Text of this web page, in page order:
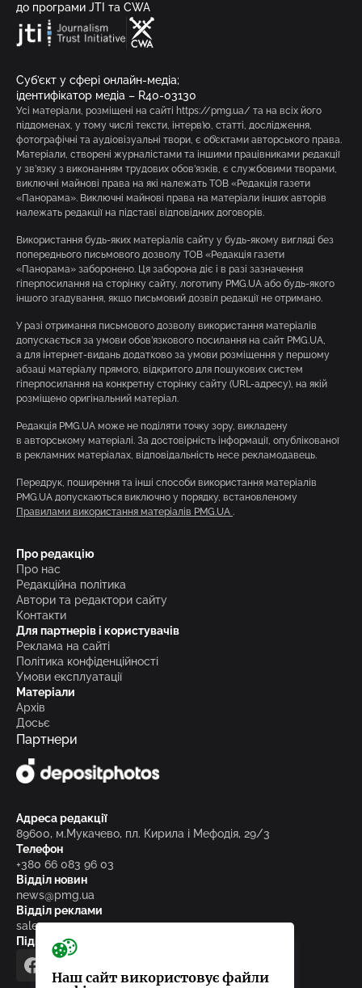
до програми JTI та CWA
Суб’єкт у сфері онлайн-медіа;
ідентифікатор медіа – R40-03130
Усі матеріали, розміщені на сайті https://pmg.ua/ та на всіх його
піддоменах, у тому числі тексти, інтерв’ю, статті, дослідження,
фотографічні та аудіовізуальні твори, є об’єктами авторського права.
Матеріали, створені журналістами та іншими працівниками редакції
у зв’язку з виконанням трудових обов’язків, є службовими творами,
виключні майнові права на які належать ТОВ «Редакція газети
«Панорама». Виключні майнові права на матеріали інших авторів
належать редакції на підставі відповідних договорів.
Використання будь-яких матеріалів сайту у будь-якому вигляді без
попереднього письмового дозволу ТОВ «Редакція газети
«Панорама» заборонено. Ця заборона діє і в разі зазначення
гіперпосилання на сторінку сайту, логотипу PMG.UA або будь-якого
іншого згадування, якщо письмовий дозвіл редакції не отримано.
У разі отримання письмового дозволу використання матеріалів
допускається за умови обов’язкового посилання на сайт PMG.UA,
а для інтернет-видань додатково за умови розміщення у першому
абзаці матеріалу прямого, відкритого для пошукових систем
гіперпосилання на конкретну сторінку сайту (URL-адресу), на якій
розміщено оригінальний матеріал.
Редакція PMG.UA може не поділяти точку зору, викладену
в авторському матеріалі. За достовірність інформації, опублікованої
в рекламних матеріалах, відповідальність несе рекламодавець.
Передрук, поширення та інші способи використання матеріалів
PMG.UA допускаються виключно у порядку, встановленому
Правилами використання матеріалів PMG.UA .
Про редакцію
Про нас
Редакційна політика
Автори та редактори сайту
Контакти
Для партнерів і користувачів
Реклама на сайті
Політика конфіденційності
Умови експлуатації
Матеріали
Архів
Досьє
Партнери
Адреса редакції
89600, м.Мукачево, пл. Кирила і Мефодія, 29/3
Телефон
+380 66 083 96 03
Відділ новин
news@pmg.ua
Відділ реклами
sales@pmg.ua
Підписуйтесь на нас у соціальних мережах
facebooktelegram
Наш сайт використовує файли